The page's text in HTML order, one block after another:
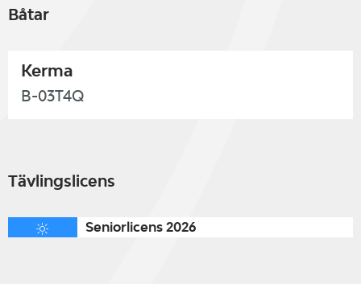
Båtar
Kerma
B-03T4Q
Tävlingslicens
Seniorlicens 2026